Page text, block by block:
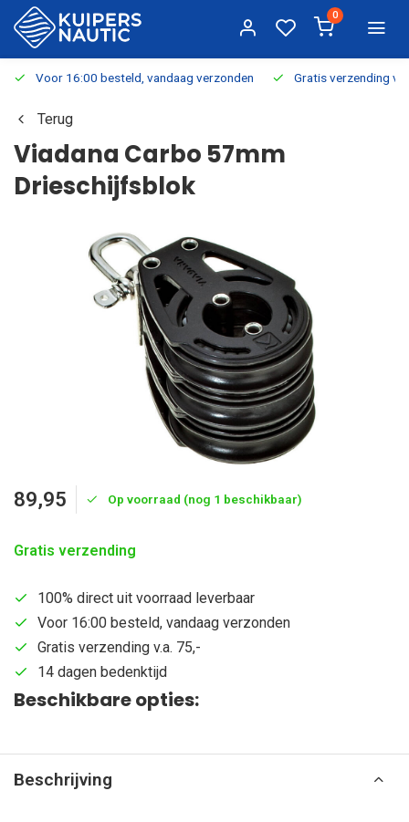
0
Voor 16:00 besteld, vandaag verzonden Gratis verzending
Terug
Viadana Carbo 57mm
Drieschijfsblok
89,95 Op voorraad (nog 1 beschikbaar)
Gratis verzending
100% direct uit voorraad leverbaar
Voor 16:00 besteld, vandaag verzonden
Gratis verzending v.a. 75,-
14 dagen bedenktijd
Beschikbare opties:
Beschrijving